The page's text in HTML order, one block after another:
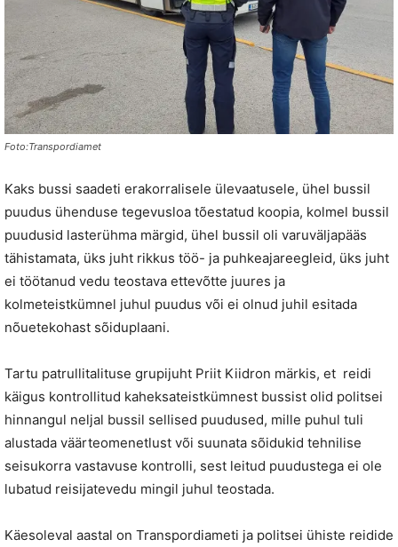
Foto:Transpordiamet
Kaks bussi saadeti erakorralisele ülevaatusele, ühel bussil
puudus ühenduse tegevusloa tõestatud koopia, kolmel bussil
puudusid lasterühma märgid, ühel bussil oli varuväljapääs
tähistamata, üks juht rikkus töö- ja puhkeajareegleid, üks juht
ei töötanud vedu teostava ettevõtte juures ja
kolmeteistkümnel juhul puudus või ei olnud juhil esitada
nõuetekohast sõiduplaani.
Tartu patrullitalituse grupijuht Priit Kiidron märkis, et reidi
käigus kontrollitud kaheksateistkümnest bussist olid politsei
hinnangul neljal bussil sellised puudused, mille puhul tuli
alustada väärteomenetlust või suunata sõidukid tehnilise
seisukorra vastavuse kontrolli, sest leitud puudustega ei ole
lubatud reisijatevedu mingil juhul teostada.
Käesoleval aastal on Transpordiameti ja politsei ühiste reidide